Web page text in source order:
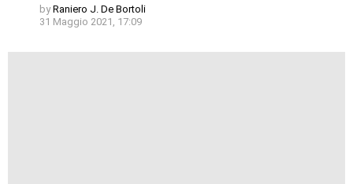
by Raniero J. De Bortoli
31 Maggio 2021, 17:09